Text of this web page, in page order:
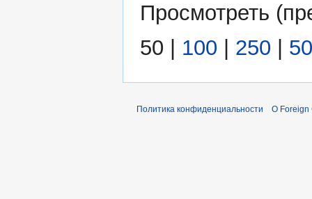
Просмотреть (
50
100 250
Политика конфиденциальности О Foreign